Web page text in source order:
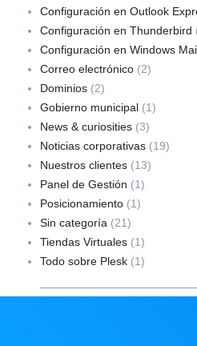
Configuración en Outlook
Configuración en Thunderbird
Configuración en Windows
Correo electrónico (2)
Dominios (2)
Gobierno municipal (1)
News & curiosities (3)
Noticias corporativas (19)
Nuestros clientes (13)
Panel de Gestión (1)
Posicionamiento (1)
Sin categoría (21)
Tiendas Virtuales (1)
Todo sobre Plesk (1)